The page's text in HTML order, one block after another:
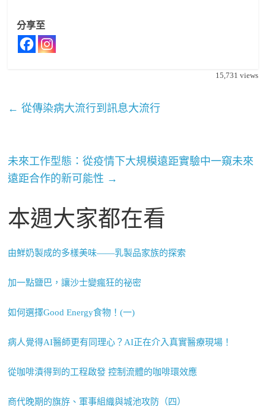
分享至
15,731 views
← 從傳染病大流行到訊息大流行
未來工作型態：從疫情下大規模遠距實驗中一窺未來
遠距合作的新可能性 →
本週大家都在看
由鮮奶製成的多樣美味——乳製品家族的探索
加一點鹽巴，讓沙士變瘋狂的祕密
如何選擇Good Energy食物！(一)
病人覺得AI醫師更有同理心？AI正在介入真實醫療現場！
從咖啡漬得到的工程啟發 控制流體的咖啡環效應
商代晚期的旗斿、軍事組織與城池攻防（四）